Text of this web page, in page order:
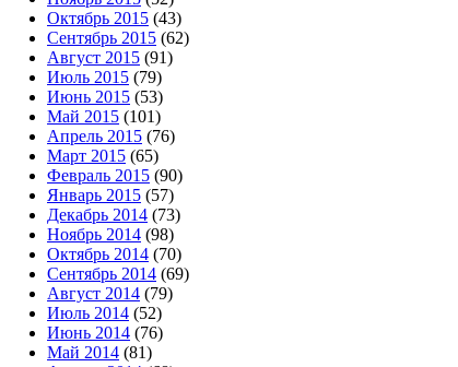
Октябрь 2015 (43)
Сентябрь 2015 (62)
Август 2015 (91)
Июль 2015 (79)
Июнь 2015 (53)
Май 2015 (101)
Апрель 2015 (76)
Март 2015 (65)
Февраль 2015 (90)
Январь 2015 (57)
Декабрь 2014 (73)
Ноябрь 2014 (98)
Октябрь 2014 (70)
Сентябрь 2014 (69)
Август 2014 (79)
Июль 2014 (52)
Июнь 2014 (76)
Май 2014 (81)